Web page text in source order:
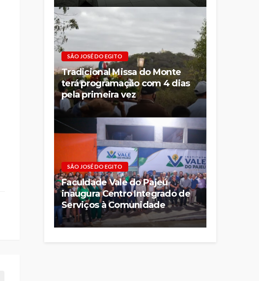
SÃO JOSÉ DO EGITO
Tradicional Missa do Monte
terá programação com 4 dias
pela primeira vez
SÃO JOSÉ DO EGITO
Faculdade Vale do Pajeú
inaugura Centro Integrado de
Serviços à Comunidade